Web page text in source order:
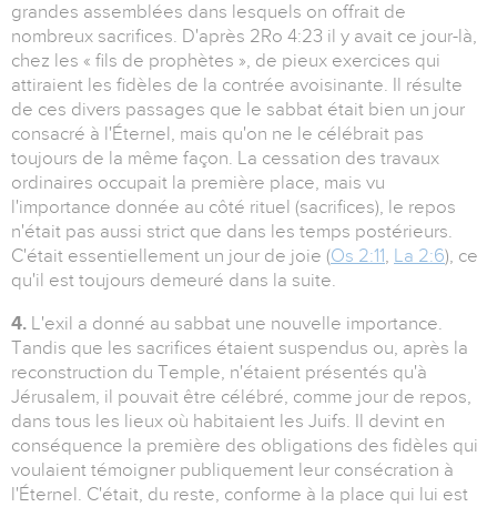
grandes assemblées dans lesquels on offrait de
nombreux sacrifices. D'après 2Ro 4:23 il y avait ce jour-là,
chez les « fils de prophètes », de pieux exercices qui
attiraient les fidèles de la contrée avoisinante. Il résulte
de ces divers passages que le sabbat était bien un jour
consacré à l'Éternel, mais qu'on ne le célébrait pas
toujours de la même façon. La cessation des travaux
ordinaires occupait la première place, mais vu
l'importance donnée au côté rituel (sacrifices), le repos
n'était pas aussi strict que dans les temps postérieurs.
C'était essentiellement un jour de joie (Os 2:11, La 2:6), ce
qu'il est toujours demeuré dans la suite.
4. L'exil a donné au sabbat une nouvelle importance.
Tandis que les sacrifices étaient suspendus ou, après la
reconstruction du Temple, n'étaient présentés qu'à
Jérusalem, il pouvait être célébré, comme jour de repos,
dans tous les lieux où habitaient les Juifs. Il devint en
conséquence la première des obligations des fidèles qui
voulaient témoigner publiquement leur consécration à
l'Éternel. C'était, du reste, conforme à la place qui lui est